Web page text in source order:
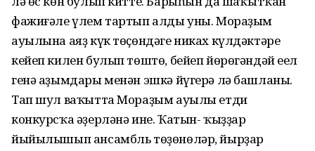
фажиғәле үлем тартып алды уны. Мораҙым
ауылына аяҙ күк төҫөндәге никах күлдәктәре
кейеп килен булып төштө, бейеп йөрөгәндәй еңел
генә аҙымдары менән эшкә йүгерә лә башланы.
Тап шул ваҡытта Мораҙым ауылы етди
конкурсҡа әҙерләнә ине. Ҡатын- ҡыҙҙар
йыйылышып ансамбль төҙөнөләр, йырҙар